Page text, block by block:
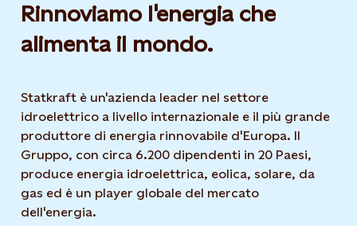
Rinnoviamo l'energia che
alimenta il mondo.
Statkraft è un'azienda leader nel settore
idroelettrico a livello internazionale e il più grande
produttore di energia rinnovabile d'Europa. Il
Gruppo, con circa 6.200 dipendenti in 20 Paesi,
produce energia idroelettrica, eolica, solare, da
gas ed è un player globale del mercato
dell'energia.